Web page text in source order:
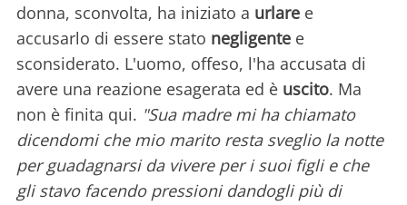
donna, sconvolta, ha iniziato a urlare e
accusarlo di essere stato negligente e
sconsiderato. L'uomo, offeso, l'ha accusata di
avere una reazione esagerata ed è uscito. Ma
non è finita qui. "Sua madre mi ha chiamato
dicendomi che mio marito resta sveglio la notte
per guadagnarsi da vivere per i suoi figli e che
gli stavo facendo pressioni dandogli più di